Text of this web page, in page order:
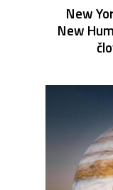
New
New